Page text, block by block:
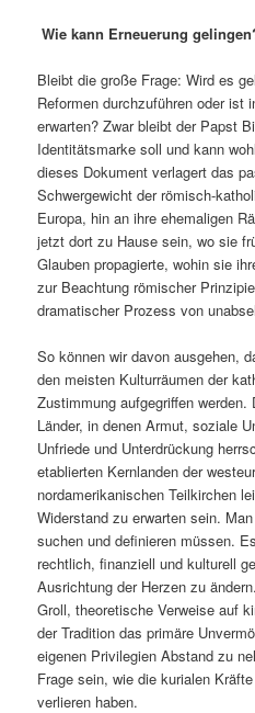
Wie kann Erneuerung
Bleibt die große Frage: Wird es
Reformen durchzuführen oder ist
erwarten? Zwar bleibt der Papst
Identitätsmarke soll und kann
dieses Dokument verlagert das
Schwergewicht der römisch-
Europa, hin an ihre ehemaligen
jetzt dort zu Hause sein, wo sie
Glauben propagierte, wohin sie
zur Beachtung römischer
dramatischer Prozess von
So können wir davon ausgehen,
den meisten Kulturräumen der
Zustimmung aufgegriffen
Länder, in denen Armut, soziale
Unfriede und Unterdrückung
etablierten Kernlanden der
nordamerikanischen Teilkirchen
Widerstand zu erwarten sein.
suchen und definieren müssen.
rechtlich, finanziell und kulturell
Ausrichtung der Herzen zu
Groll, theoretische Verweise auf
der Tradition das primäre
eigenen Privilegien Abstand zu
Frage sein, wie die kurialen
verlieren haben.